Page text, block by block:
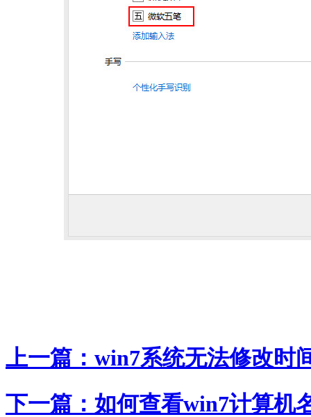
上一篇： win7系统无法修改时
下一篇： 如何查看win7计算机